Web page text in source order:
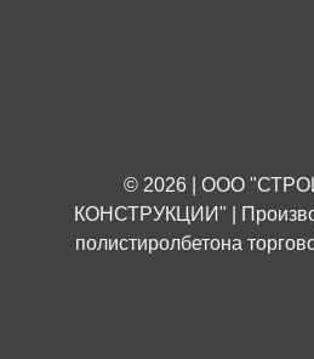
© 2026 | ООО
КОНСТРУКЦИИ" |
полистиролбетона